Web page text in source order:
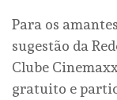
Para os
sugestão da
Clube
gratuito e